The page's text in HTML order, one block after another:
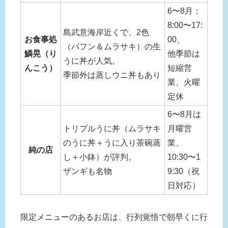
お食事処
鱗晃（り
んこう）
島武意海岸近くで、2色
（バフン＆ムラサキ）の生
うに丼が人気。
季節外は蒸しウニ丼もあり
6〜8月：
8:00〜17:
00、
他季節は
短縮営
業、火曜
定休
純の店
トリプルうに丼（ムラサキ
のうに丼＋うに入り茶碗蒸
し＋小鉢）が評判。
ザンギも名物
6〜8月は
月曜営
業、
10:30〜1
9:30（祝
日対応）
限定メニューのあるお店は、行列覚悟で朝早くに行